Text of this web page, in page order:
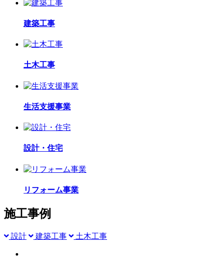
建築工事
土木工事
生活支援事業
設計・住宅
リフォーム事業
施工事例
設計 建築工事 土木工事